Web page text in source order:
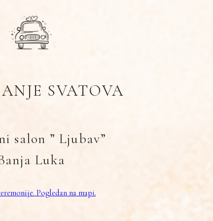
SVATOVA
salon ” Ljubav”
Luka
Pogledan na mapi.